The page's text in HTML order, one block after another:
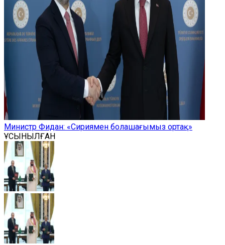
Министр Фидан: «Сириямен болашағымыз ортақ»
ҰСЫНЫЛҒАН